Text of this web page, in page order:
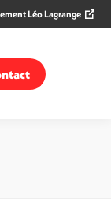
Léo Lagrange